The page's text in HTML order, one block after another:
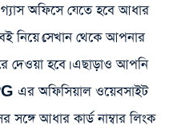
অফিসে যেতে হবে আধার
নিয়ে।সেখান থেকে আপনার
দেওয়া হবে। এছাড়াও আপনি
এর অফিসিয়াল ওয়েবসাইট
আধার কার্ড নাম্বার লিংক